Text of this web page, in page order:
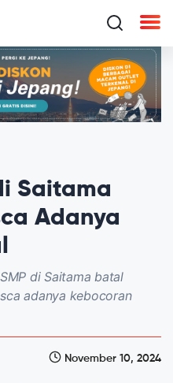
Saitama
Adanya
di Saitama batal
adanya kebocoran
November 10, 2024